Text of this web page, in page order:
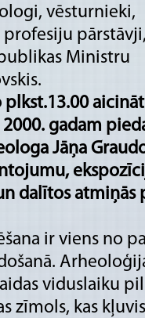
vēsturnieki,
profesiju
Ministru
gadam
Jāņa
dalītos atmiņās
ir viens no
viduslaiku
zīmols, kas